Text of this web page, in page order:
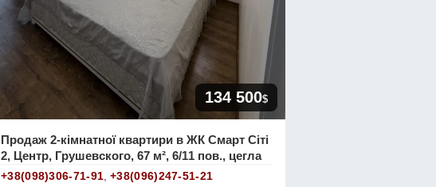
134 500$
Продаж 2-кімнатної квартири в ЖК Смарт Сіті
2, Центр, Грушевского, 67 м², 6/11 пов., цегла
+38(098)306-71-91,+38(096)247-51-21